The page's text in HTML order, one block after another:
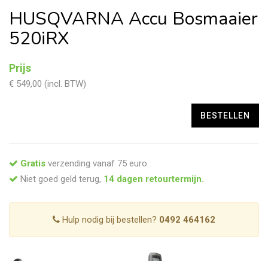
HUSQVARNA Accu Bosmaaier
520iRX
Prijs
€ 549,00 (incl. BTW)
Gratis verzending vanaf 75 euro.
Niet goed geld terug, 14 dagen retourtermijn.
Hulp nodig bij bestellen? 0492 464162